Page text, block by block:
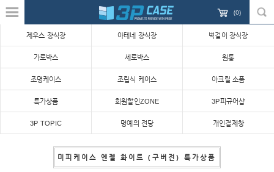
(0)
제우스 장식장 아테네 장식장 벽걸이 장식장
가로박스 세로박스 원통
조명케이스 조립식 케이스 아크릴 소품
특가상품 회원할인ZONE 3P피규어샵
3P TOPIC 명예의 전당 개인결제창
미피케이스 엔젤 화이트 (구버전) 특가상품